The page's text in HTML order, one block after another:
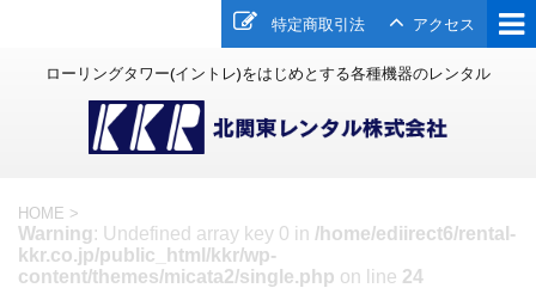
アクセス
特定商取引法
ローリングタワー(イントレ)をはじめとする各種機器のレンタル
HOME >
Warning: Undefined array key 0 in /home/ediirect6/rental-
kkr.co.jp/public_html/kkr/wp-
content/themes/micata2/single.php on line 24